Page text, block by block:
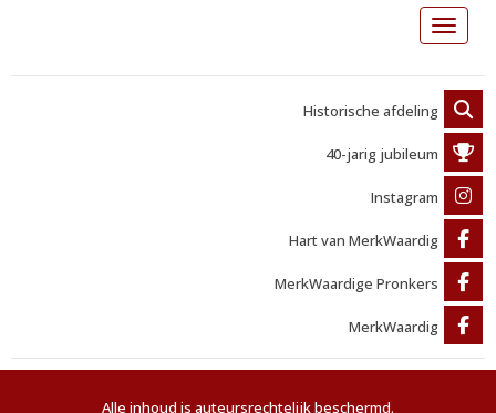
Toggle
Historische afdeling
40-jarig jubileum
Instagram
Hart van MerkWaardig
MerkWaardige Pronkers
MerkWaardig
Alle inhoud is auteursrechtelijk beschermd.